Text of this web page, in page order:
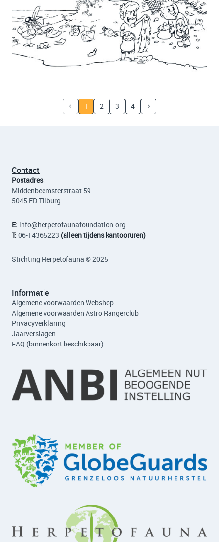
1 2 3 4
Contact
Postadres:
Middenbeemsterstraat 59
5045 ED Tilburg
E: info@herpetofaunafoundation.org
T: 06-14365223 (alleen tijdens kantooruren)
Stichting Herpetofauna © 2025
Informatie
Algemene voorwaarden Webshop
Algemene voorwaarden Astro Rangerclub
Privacyverklaring
Jaarverslagen
FAQ (binnenkort beschikbaar)